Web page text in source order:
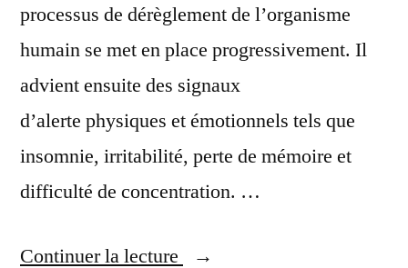
processus de dérèglement de l’organisme
humain se met en place progressivement. Il
advient ensuite des signaux
d’alerte physiques et émotionnels tels que
insomnie, irritabilité, perte de mémoire et
difficulté de concentration. …
Continuer la lecture
« Du Stress Chronique